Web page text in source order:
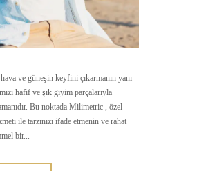
ve güneşin keyfini çıkarmanın yanı
hafif ve şık giyim parçalarıyla
Bu noktada Milimetric , özel
ile tarzınızı ifade etmenin ve rahat
bir...